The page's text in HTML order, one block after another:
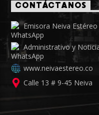
CONTÁCTANOS
Emisora Neiva Estéreo
Administrativo y
www.neivaestereo.co
Calle 13 # 9-45 Neiva